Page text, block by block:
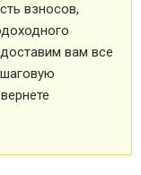
взносов,
вам все